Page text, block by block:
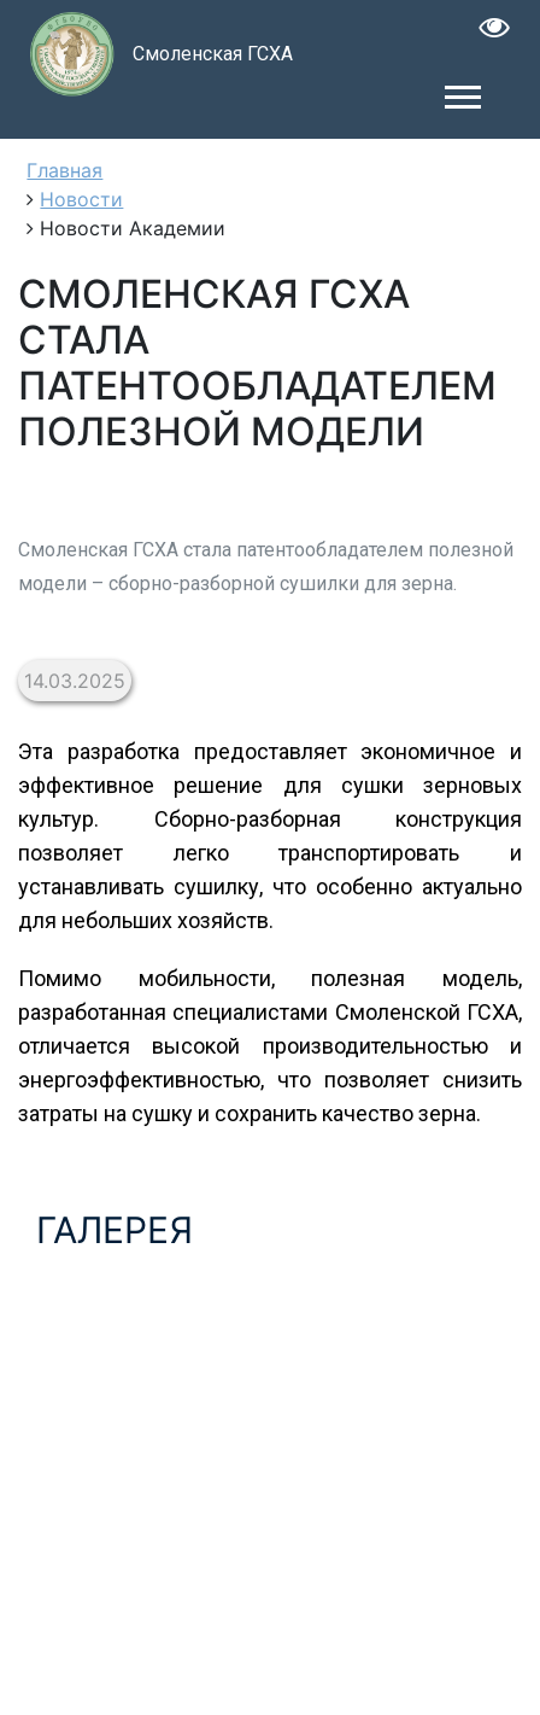
Смоленская ГСХА
Главная
Новости
Новости Академии
СМОЛЕНСКАЯ ГСХА
СТАЛА
ПАТЕНТООБЛАДАТЕЛЕМ
ПОЛЕЗНОЙ МОДЕЛИ
Смоленская ГСХА стала патентообладателем полезной
модели – сборно-разборной сушилки для зерна.
14.03.2025
Эта разработка предоставляет экономичное и
эффективное решение для сушки зерновых
культур. Сборно-разборная конструкция
позволяет легко транспортировать и
устанавливать сушилку, что особенно актуально
для небольших хозяйств.
Помимо мобильности, полезная модель,
разработанная специалистами Смоленской ГСХА,
отличается высокой производительностью и
энергоэффективностью, что позволяет снизить
затраты на сушку и сохранить качество зерна.
ГАЛЕРЕЯ